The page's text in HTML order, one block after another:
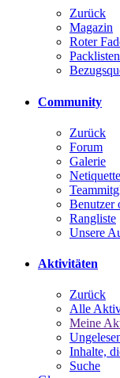
Zurück
Magazin
Roter
Community
Zurück
Forum
Galerie
Netiquette
Benutzer
Rangliste
Unsere
Aktivitäten
Zurück
Alle
Meine
Inhalte,
Suche